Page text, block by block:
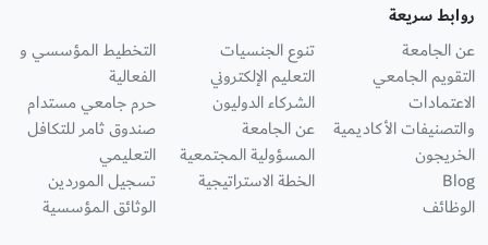
روابط سريعة
عن الجامعة
التقويم الجامعي
الاعتمادات
والتصنيفات الأكاديمية
الخريجون
Blog
الوظائف
تنوع الجنسيات
التعليم الإلكتروني
الشركاء الدوليون
عن الجامعة
المسؤولية المجتمعية
الخطة الاستراتيجية
التخطيط المؤسسي و
الفعالية
حرم جامعي مستدام
صندوق ثامر للتكافل
التعليمي
تسجيل الموردين
الوثائق المؤسسية